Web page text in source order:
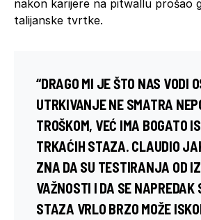
nakon karijere na pitwallu prošao
talijanske tvrtke.
“DRAGO MI JE ŠTO NAS VODI
UTRKIVANJE NE SMATRA
TROŠKOM, VEĆ IMA BOGATO
TRKAĆIH STAZA. CLAUDIO
ZNA DA SU TESTIRANJA OD
VAŽNOSTI I DA SE NAPREDAK
STAZA VRLO BRZO MOŽE